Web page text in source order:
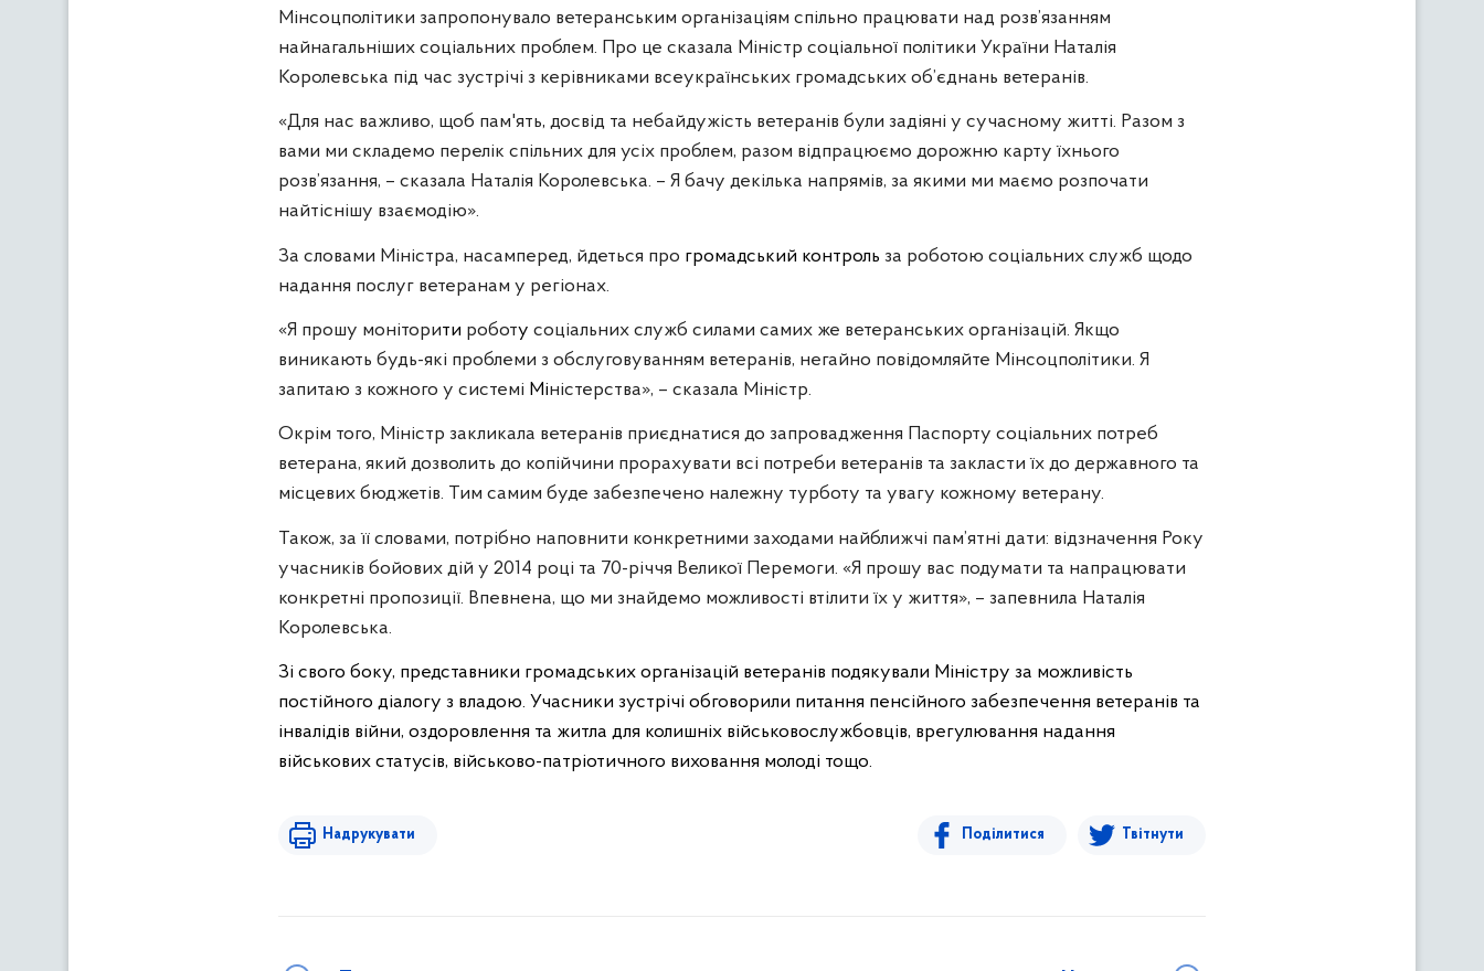
Мінсоцполітики запропонувало ветеранським організаціям спільно працювати над розв’язанням
найнагальніших соціальних проблем. Про це сказала Міністр соціальної політики України Наталія
Королевська під час зустрічі з керівниками всеукраїнських громадських об’єднань ветеранів.
«Для нас важливо, щоб пам'ять, досвід та небайдужість ветеранів були задіяні у сучасному житті. Разом з
вами ми складемо перелік спільних для усіх проблем, разом відпрацюємо дорожню карту їхнього
розв’язання, – сказала Наталія Королевська. – Я бачу декілька напрямів, за якими ми маємо розпочати
найтіснішу взаємодію».
За словами Міністра, насамперед, йдеться про громадський контроль за роботою соціальних служб щодо
надання послуг ветеранам у регіонах.
«Я прошу моніторити роботу соціальних служб силами самих же ветеранських організацій. Якщо
виникають будь-які проблеми з обслуговуванням ветеранів, негайно повідомляйте Мінсоцполітики. Я
запитаю з кожного у системі Міністерства», – сказала Міністр.
Окрім того, Міністр закликала ветеранів приєднатися до запровадження Паспорту соціальних потреб
ветерана, який дозволить до копійчини прорахувати всі потреби ветеранів та закласти їх до державного та
місцевих бюджетів. Тим самим буде забезпечено належну турботу та увагу кожному ветерану.
Також, за її словами, потрібно наповнити конкретними заходами найближчі пам’ятні дати: відзначення Року
учасників бойових дій у 2014 році та 70-річчя Великої Перемоги. «Я прошу вас подумати та напрацювати
конкретні пропозиції. Впевнена, що ми знайдемо можливості втілити їх у життя», – запевнила Наталія
Королевська.
Зі свого боку, представники громадських організацій ветеранів подякували Міністру за можливість
постійного діалогу з владою. Учасники зустрічі обговорили питання пенсійного забезпечення ветеранів та
інвалідів війни, оздоровлення та житла для колишніх військовослужбовців, врегулювання надання
військових статусів, військово-патріотичного виховання молоді тощо.
Надрукувати Поділитися Твітнути